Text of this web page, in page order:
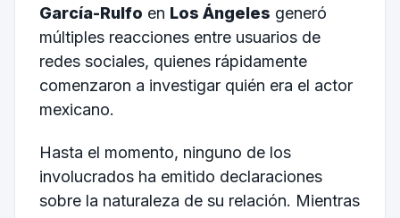
García-Rulfo en Los Ángeles generó
múltiples reacciones entre usuarios de
redes sociales, quienes rápidamente
comenzaron a investigar quién era el actor
mexicano.
Hasta el momento, ninguno de los
involucrados ha emitido declaraciones
sobre la naturaleza de su relación. Mientras